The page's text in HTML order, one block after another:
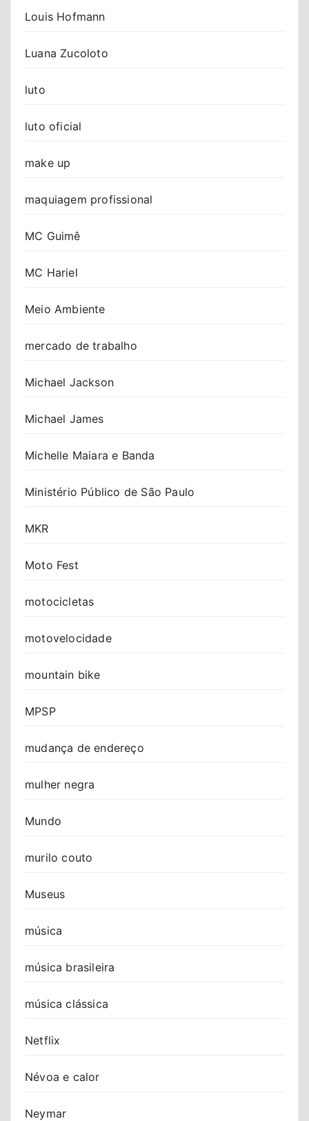
Louis Hofmann
Luana Zucoloto
luto
luto oficial
make up
maquiagem profissional
MC Guimê
MC Hariel
Meio Ambiente
mercado de trabalho
Michael Jackson
Michael James
Michelle Maiara e Banda
Ministério Público de São Paulo
MKR
Moto Fest
motocicletas
motovelocidade
mountain bike
MPSP
mudança de endereço
mulher negra
Mundo
murilo couto
Museus
música
música brasileira
música clássica
Netflix
Névoa e calor
Neymar